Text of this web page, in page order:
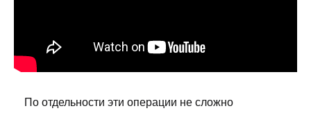
По отдельности эти операции не сложно